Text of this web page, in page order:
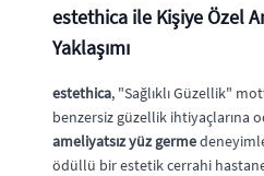
estethica ile Kişiye Özel
Yaklaşımı
estethica, "Sağlıklı Güzellik"
benzersiz güzellik ihtiyaçlarına
ameliyatsız yüz germe
ödüllü bir estetik cerrahi